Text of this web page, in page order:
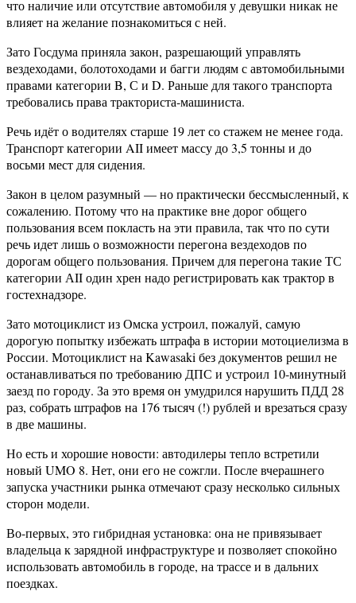
что наличие или отсутствие автомобиля у девушки никак не
влияет на желание познакомиться с ней.
Зато Госдума приняла закон, разрешающий управлять
вездеходами, болотоходами и багги людям с автомобильными
правами категории B, С и D. Раньше для такого транспорта
требовались права тракториста-машиниста.
Речь идёт о водителях старше 19 лет со стажем не менее года.
Транспорт категории AII имеет массу до 3,5 тонны и до
восьми мест для сидения.
Закон в целом разумный — но практически бессмысленный, к
сожалению. Потому что на практике вне дорог общего
пользования всем покласть на эти правила, так что по сути
речь идет лишь о возможности перегона вездеходов по
дорогам общего пользования. Причем для перегона такие ТС
категории АII один хрен надо регистрировать как трактор в
гостехнадзоре.
Зато мотоциклист из Омска устроил, пожалуй, самую
дорогую попытку избежать штрафа в истории мотоциелизма в
России. Мотоциклист на Kawasaki без документов решил не
останавливаться по требованию ДПС и устроил 10-минутный
заезд по городу. За это время он умудрился нарушить ПДД 28
раз, собрать штрафов на 176 тысяч (!) рублей и врезаться сразу
в две машины.
Но есть и хорошие новости: автодилеры тепло встретили
новый UMO 8. Нет, они его не сожгли. После вчерашнего
запуска участники рынка отмечают сразу несколько сильных
сторон модели.
Во-первых, это гибридная установка: она не привязывает
владельца к зарядной инфраструктуре и позволяет спокойно
использовать автомобиль в городе, на трассе и в дальних
поездках.